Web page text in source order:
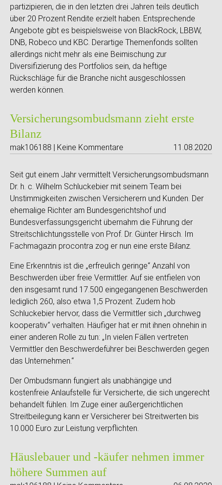
partizipieren, die in den letzten drei Jahren teils deutlich
über 20 Prozent Rendite erzielt haben. Entsprechende
Angebote gibt es beispielsweise von BlackRock, LBBW,
DNB, Robeco und KBC. Derartige Themenfonds sollten
allerdings nicht mehr als eine Beimischung zur
Diversifizierung des Portfolios sein, da heftige
Rückschläge für die Branche nicht ausgeschlossen
werden können.
Versicherungsombudsmann zieht erste
Bilanz
mak106188 | Keine Kommentare 11.08.2020
Seit gut einem Jahr vermittelt Versicherungsombudsmann
Dr. h. c. Wilhelm Schluckebier mit seinem Team bei
Unstimmigkeiten zwischen Versicherern und Kunden. Der
ehemalige Richter am Bundesgerichtshof und
Bundesverfassungsgericht übernahm die Führung der
Streitschlichtungsstelle von Prof. Dr. Günter Hirsch. Im
Fachmagazin procontra zog er nun eine erste Bilanz.
Eine Erkenntnis ist die „erfreulich geringe“ Anzahl von
Beschwerden über freie Vermittler. Auf sie entfielen von
den insgesamt rund 17.500 eingegangenen Beschwerden
lediglich 260, also etwa 1,5 Prozent. Zudem hob
Schluckebier hervor, dass die Vermittler sich „durchweg
kooperativ“ verhalten. Häufiger hat er mit ihnen ohnehin in
einer anderen Rolle zu tun: „In vielen Fällen vertreten
Vermittler den Beschwerdeführer bei Beschwerden gegen
das Unternehmen.“
Der Ombudsmann fungiert als unabhängige und
kostenfreie Anlaufstelle für Versicherte, die sich ungerecht
behandelt fühlen. Im Zuge einer außergerichtlichen
Streitbeilegung kann er Versicherer bei Streitwerten bis
10.000 Euro zur Leistung verpflichten.
Häuslebauer und -käufer nehmen immer
höhere Summen auf